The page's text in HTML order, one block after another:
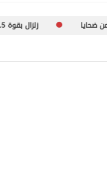
زلزال بقوة 5.5 درجة يهز «سكوينتنا» في ألاسكا